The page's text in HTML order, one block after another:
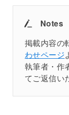
Notes
掲載内容の
わせページ
執筆者・作
てご返信い